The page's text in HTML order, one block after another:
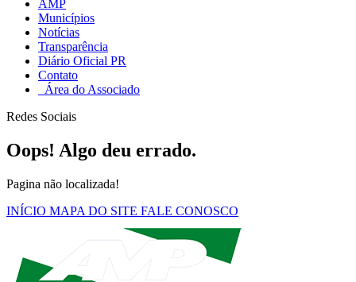
AMP
Municípios
Notícias
Transparência
Diário Oficial PR
Contato
Área do Associado
Redes Sociais
Oops! Algo deu errado.
Pagina não localizada!
INÍCIO MAPA DO SITE FALE CONOSCO